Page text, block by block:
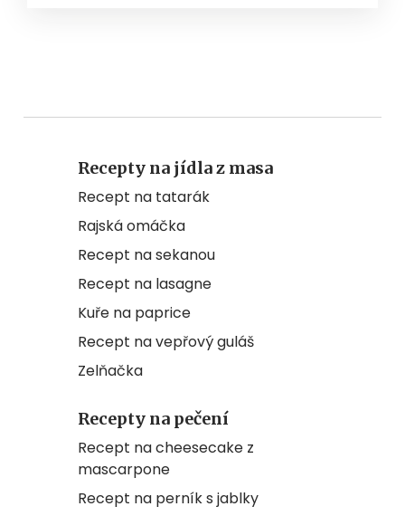
Recepty na jídla z masa
Recept na tatarák
Rajská omáčka
Recept na sekanou
Recept na lasagne
Kuře na paprice
Recept na vepřový guláš
Zelňačka
Recepty na pečení
Recept na cheesecake z
mascarpone
Recept na perník s jablky